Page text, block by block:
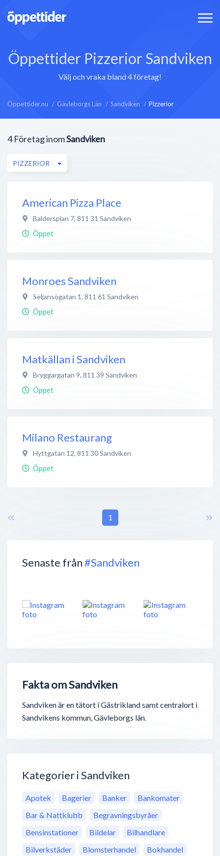
Öppettider Pizzerior Sandviken
Välj och vraka bland 4 företag!
Öppettider.nu Gävleborgs Län Sandviken Pizzerior
Senaste från#Sandviken
Fakta om Sandviken
Sandviken är en tätort i Gästrikland samt centralort i
Sandvikens kommun, Gävleborgs län.
Kategorier i Sandviken
Apotek Bagerier Banker
Bankomater
Bar & Nattklubb
Begravningsbyråer
Bensinstationer
Bildelar
Bilhandlare
Bilverkstäder
Blomsterhandel
Bokhandel
4 Företag inomSandviken
PIZZERIOR
American Pizza Place
Baldersplan 7, 811 31 Sandviken
Öppet
Monroes Sandviken
Seljansögatan 1, 811 61 Sandviken
Öppet
Matkällan i Sandviken
Bryggargatan 9, 811 39 Sandviken
Öppet
Milano Restaurang
Hyttgatan 12, 811 30Sandviken
Öppet
1